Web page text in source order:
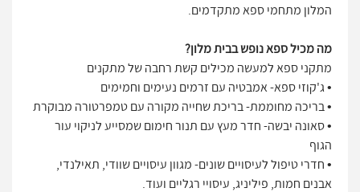
המלון מתחמי ספא מתקדמים.
מה מכיל ספא נופש בבית מלון?
מתקני ספא למעשה מכילים קשת רחבה של מתקנים
• ג'קוזי ספא- אמבטיה עם זרמים נעימים וחמימים
• בריכה מחוממת- בריכת שחייה מקורה עם טמפרטורה מבוקרת
• סאונה יבשה- חדר מעץ עם תנור חימום שמסייע לניקוי עור
הגוף
• חדרי טיפול לעיסויים שונים- מגוון עיסויים שוודי, תאילנדי,
אבנים חמות, פיליניג, עיסויי רגליים ועוד.